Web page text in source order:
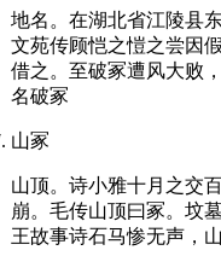
地名。在湖北省江陵县
文苑传顾恺之愷之尝因
借之。至破冢遭风大败
名破冢
山冢
山顶。诗小雅十月之交
崩。毛传山顶曰冢。坟
王故事诗石马惨无声，